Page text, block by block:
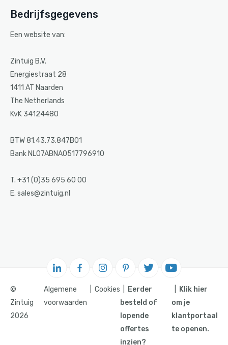
Bedrijfsgegevens
Een website van:
Zintuig B.V.
Energiestraat 28
1411 AT Naarden
The Netherlands
KvK 34124480
BTW 81.43.73.847B01
Bank NL07ABNA0517796910
T. +31 (0)35 695 60 00
E. sales@zintuig.nl
©
Zintuig
2026
Algemene
voorwaarden
Cookies
Eerder
besteld of
lopende
offertes
inzien?
Klik hier
om je
klantportaal
te openen.